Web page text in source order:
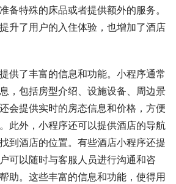
备特殊的床品或者提供额外的服务。
升了用户的入住体验，也增加了酒店
供了丰富的信息和功能。小程序通常
，包括房型介绍、设施设备、周边景
会提供实时的房态信息和价格，方便
此外，小程序还可以提供酒店的导航
到酒店的位置。有些酒店小程序还提
可以随时与客服人员进行沟通和咨
助。这些丰富的信息和功能，使得用